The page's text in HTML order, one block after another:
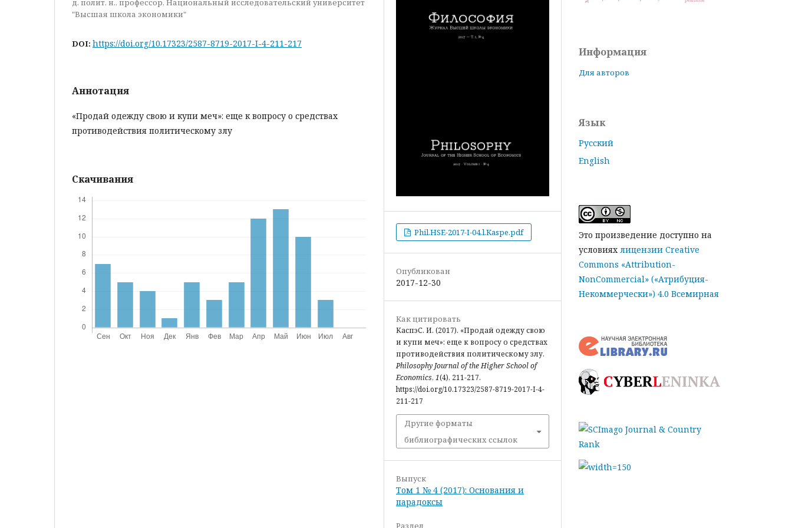
д. полит. н., профессор, Национальный исследовательский университет
"Высшая школа экономики"
DOI: https://doi.org/10.17323/2587-8719-2017-I-4-211-217
Аннотация
«Продай одежду свою и купи меч»: еще к вопросу о средствах
противодействия политическому злу
Скачивания
Phil.HSE-2017-I-04.l.Kaspe.pdf
Опубликован
2017-12-30
Как цитировать
КаспэС. И. (2017). «Продай одежду свою
и купи меч»: еще к вопросу о средствах
противодействия политическому злу.
Philosophy Journal of the Higher School of
Economics, 1(4), 211-217.
https://doi.org/10.17323/2587-8719-2017-I-4-
211-217
Другие форматы
библиографических ссылок
Выпуск
Том 1 № 4 (2017): Основания и
парадоксы
Раздел
Информация
Для авторов
Язык
Русский
English
Это произведение доступно на
условиях лицензии Creative
Commons «Attribution-
NonCommercial» («Атрибуция-
Некоммерчески») 4.0 Всемирная